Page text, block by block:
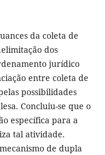
da coleta de
dos
jurídico
entre coleta de
possibilidades
Concluiu-se que o
específica para a
tal atividade.
de dupla